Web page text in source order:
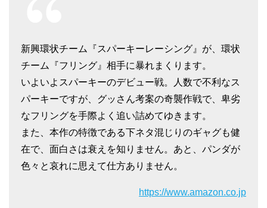
新興環状チーム『スパーキーレーシング』が、環状
チーム『フリング』相手に暴れまくります。
いよいよスパーキーのデビュー戦。人数で不利なス
パーキーですが、グッさん考案の奇襲作戦で、卑劣
なフリングを手際よく追い詰めてゆきます。
また、本作の特徴である下ネタ混じりのギャグも健
在で、面白さは衰えを知りません。あと、パンダが
色々と哀れに思えて仕方ありません。
https://www.amazon.co.jp